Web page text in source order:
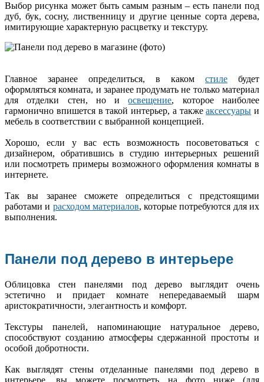
Выбор рисунка может быть самым разным – есть панели под
дуб, бук, сосну, лиственницу и другие ценные сорта дерева,
имитирующие характерную расцветку и текстуру.
Главное заранее определиться, в каком стиле будет
оформляться комната, и заранее продумать не только материал
для отделки стен, но иосвещение, которое наиболее
гармонично впишется в такой интерьер, а такжеаксессуары и
мебель в соответствии с выбранной концепцией.
Хорошо, если у вас есть возможность посоветоваться с
дизайнером, обратившись в студию интерьерных решений
или посмотреть примеры возможного оформления комнаты в
интернете.
Так вы заранее сможете определиться с предстоящими
работами и расходом материалов, которые потребуются для их
выполнения.
Панели под дерево в интерьере
Облицовка стен панелями под дерево выглядит очень
эстетично и придает комнате непередаваемый шарм
аристократичности, элегантность и комфорт.
Текстуры панелей, напоминающие натуральное дерево,
способствуют созданию атмосферы сдержанной простоты и
особой добротности.
Как выглядят стены отделанные панелями под дерево в
интерьере, вы можете посмотреть на фото ниже (для